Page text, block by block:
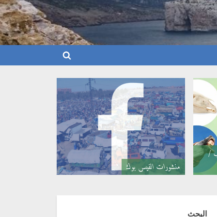
Toggle
form
/
منشورات الفيس بوك
البحث